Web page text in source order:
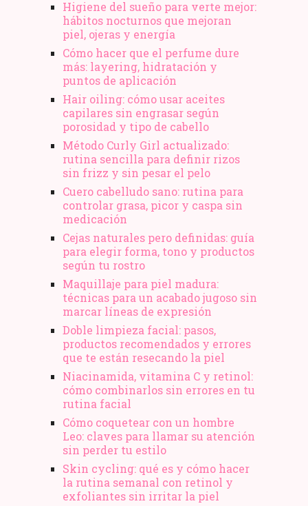
Higiene del sueño para verte mejor:
hábitos nocturnos que mejoran
piel, ojeras y energía
Cómo hacer que el perfume dure
más: layering, hidratación y
puntos de aplicación
Hair oiling: cómo usar aceites
capilares sin engrasar según
porosidad y tipo de cabello
Método Curly Girl actualizado:
rutina sencilla para definir rizos
sin frizz y sin pesar el pelo
Cuero cabelludo sano: rutina para
controlar grasa, picor y caspa sin
medicación
Cejas naturales pero definidas: guía
para elegir forma, tono y productos
según tu rostro
Maquillaje para piel madura:
técnicas para un acabado jugoso sin
marcar líneas de expresión
Doble limpieza facial: pasos,
productos recomendados y errores
que te están resecando la piel
Niacinamida, vitamina C y retinol:
cómo combinarlos sin errores en tu
rutina facial
Cómo coquetear con un hombre
Leo: claves para llamar su atención
sin perder tu estilo
Skin cycling: qué es y cómo hacer
la rutina semanal con retinol y
exfoliantes sin irritar la piel